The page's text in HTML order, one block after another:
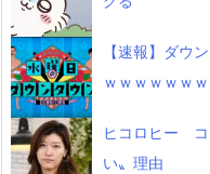
【速報】ダウ
ｗｗｗｗｗｗｗ
ヒコロヒー コ
い〟理由